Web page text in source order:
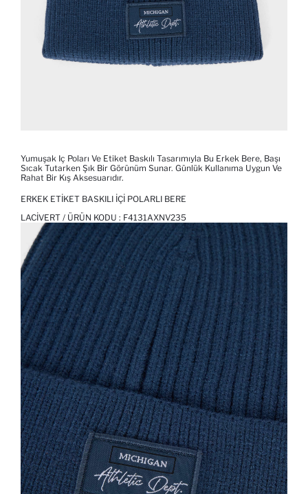
Yumuşak Iç Poları Ve Etiket Baskılı Tasarımıyla Bu Erkek Bere, Başı
Sıcak Tutarken Şık Bir Görünüm Sunar. Günlük Kullanıma Uygun Ve
Rahat Bir Kış Aksesuarıdır.
ERKEK ETIKET BASKILI İÇI POLARLI BERE
LACIVERT / ÜRÜN KODU : F4131AXNV235